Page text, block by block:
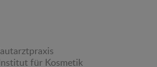
für Kosmetik